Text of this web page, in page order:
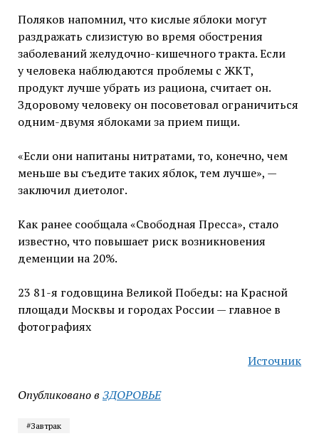
Поляков напомнил, что кислые яблоки могут
раздражать слизистую во время обострения
заболеваний желудочно-кишечного тракта. Если
у человека наблюдаются проблемы с ЖКТ,
продукт лучше убрать из рациона, считает он.
Здоровому человеку он посоветовал ограничиться
одним-двумя яблоками за прием пищи.
«Если они напитаны нитратами, то, конечно, чем
меньше вы съедите таких яблок, тем лучше», —
заключил диетолог.
Как ранее сообщала «Свободная Пресса», стало
известно, что повышает риск возникновения
деменции на 20%.
23 81-я годовщина Великой Победы: на Красной
площади Москвы и городах России — главное в
фотографиях
Источник
Опубликовано в ЗДОРОВЬЕ
#Завтрак